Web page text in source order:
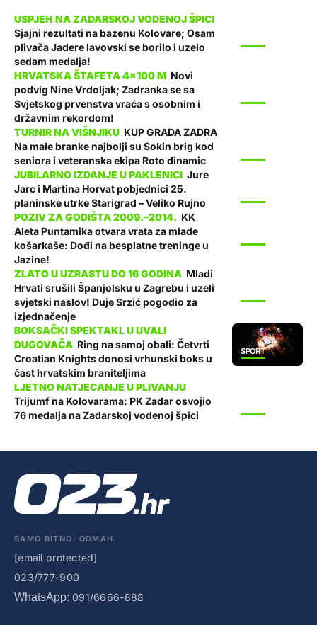
Sjajni rezultati na bazenu Kolovare; Osam
plivača Jadere lavovski se borilo i uzelo
sedam medalja!
Novi
podvig Nine Vrdoljak; Zadranka se sa
Svjetskog prvenstva vraća s osobnim i
državnim rekordom!
KUP GRADA ZADRA
Na male branke najbolji su Sokin brig kod
seniora i veteranska ekipa Roto dinamic
Jure
Jarc i Martina Horvat pobjednici 25.
planinske utrke Starigrad – Veliko Rujno
KK
Aleta Puntamika otvara vrata za mlade
košarkaše: Dođi na besplatne treninge u
Jazine!
Mladi
Hrvati srušili Španjolsku u Zagrebu i uzeli
svjetski naslov! Duje Srzić pogodio za
izjednačenje
SPORT
Ring na samoj obali: Četvrti
Croatian Knights donosi vrhunski boks u
čast hrvatskim braniteljima
Trijumf na Kolovarama: PK Zadar osvojio
76 medalja na Zadarskoj vodenoj špici
SAMO BITNO. ODMAH.
[email protected]
023/777-900
WhatsApp: 091/6666-888